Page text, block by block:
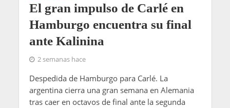
El gran impulso de Carlé en
Hamburgo encuentra su final
ante Kalinina
2 semanas hace
Despedida de Hamburgo para Carlé. La
argentina cierra una gran semana en Alemania
tras caer en octavos de final ante la segunda